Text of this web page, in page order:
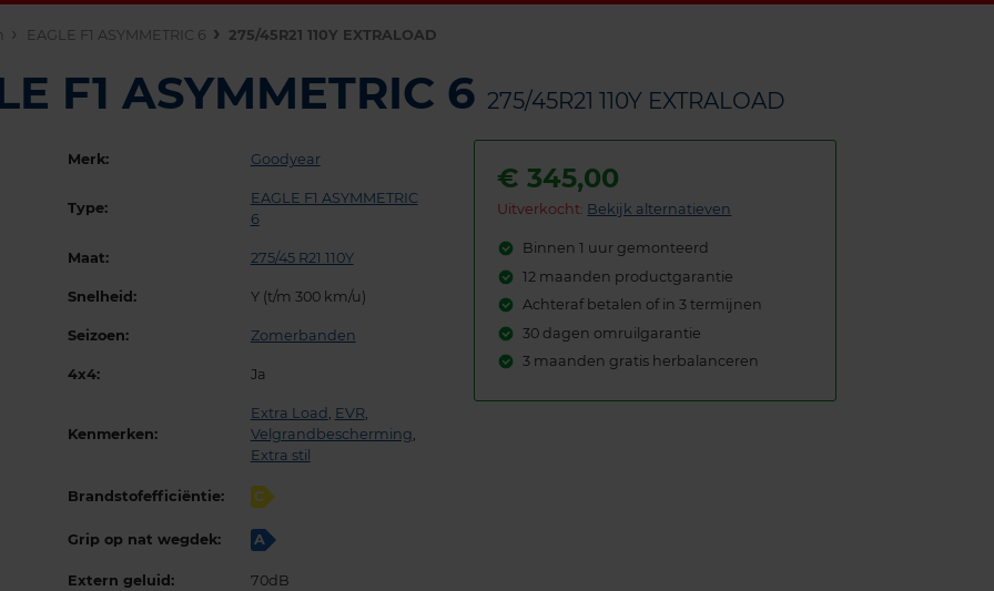
EAGLE F1 ASYMMETRIC 6 275/45R21 110Y EXTRALOAD
F1 ASYMMETRIC 6 275/45R21 110Y EXTRALOAD
Merk: Goodyear
Type:
EAGLE F1 ASYMMETRIC
6
Maat: 275/45 R21 110Y
Snelheid: Y (t/m 300 km/u)
Seizoen: Zomerbanden
4x4: Ja
Kenmerken:
Extra Load , EVR,
Velgrandbescherming,
Extra stil
Brandstofefficiëntie: C
Grip op nat wegdek: A
Extern geluid: 70dB
€345,00
Uitverkocht: Bekijk alternatieven
Binnen 1 uur gemonteerd
12 maanden productgarantie
Achteraf betalen of in 3 termijnen
30 dagen omruilgarantie
3 maanden gratis herbalanceren